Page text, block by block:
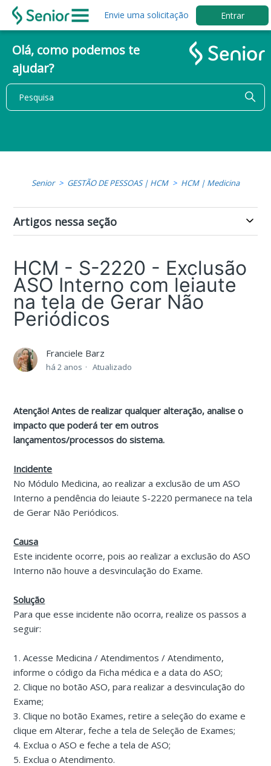
Envie uma solicitação Entrar
Olá, como podemos te
ajudar?
Senior GESTÃO DE PESSOAS | HCM HCM | Medicina
Artigos nessa seção
HCM - S-2220 - Exclusão
ASO Interno com leiaute
na tela de Gerar Não
Periódicos
Franciele Barz
há 2 anos Atualizado
Atenção! Antes de realizar qualquer alteração, analise o
impacto que poderá ter em outros
lançamentos/processos do sistema.
Incidente
No Módulo Medicina, ao realizar a exclusão de um ASO
Interno a pendência do leiaute S-2220 permanece na tela
de Gerar Não Periódicos.
Causa
Este incidente ocorre, pois ao realizar a exclusão do ASO
Interno não houve a desvinculação do Exame.
Solução
Para que esse incidente não ocorra, realize os passos a
seguir:
1. Acesse Medicina / Atendimentos / Atendimento,
informe o código da Ficha médica e a data do ASO;
2. Clique no botão ASO, para realizar a desvinculação do
Exame;
3. Clique no botão Exames, retire a seleção do exame e
clique em Alterar, feche a tela de Seleção de Exames;
4. Exclua o ASO e feche a tela de ASO;
5. Exclua o Atendimento.